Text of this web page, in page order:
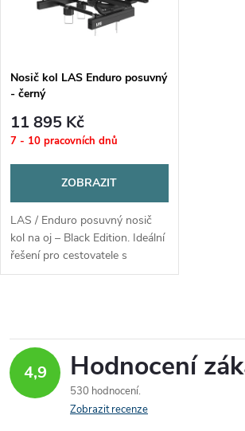
p
r
o
d
u
t
ů
s
p
r
d
u
t
ů
Nosič kol LAS Enduro posuvný
- černý
11 895 Kč
7 - 10 pracovních dnů
ZOBRAZIT
LAS / Enduro posuvný nosič
kol na oj – Black Edition. Ideální
řešení pro cestovatele s
karavanem, kteří chtějí mít
v
l 4,9 Hodnocení
530 hodnocení
Zobrazit recenze